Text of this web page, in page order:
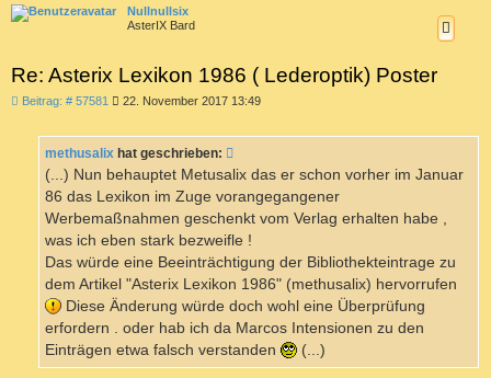
Nullnullsix
AsterIX Bard
Re: Asterix Lexikon 1986 ( Lederoptik) Poster
Beitrag: # 57581 B
r
a
22. November 2017 13:49
methusalix hat geschrieben:
(...) Nun behauptet Metusalix das er schon vorher im Januar
86 das Lexikon im Zuge vorangegangener
Werbemaßnahmen geschenkt vom Verlag erhalten habe ,
was ich eben stark bezweifle !
Das würde eine Beeinträchtigung der Bibliothekteintrage zu
dem Artikel "Asterix Lexikon 1986" (methusalix) hervorrufen
Diese Änderung würde doch wohl eine Überprüfung
erfordern . oder hab ich da Marcos Intensionen zu den
Einträgen etwa falsch verstanden
(...)